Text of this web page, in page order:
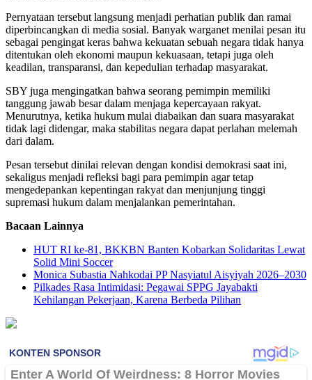
Pernyataan tersebut langsung menjadi perhatian publik dan ramai
diperbincangkan di media sosial. Banyak warganet menilai pesan itu
sebagai pengingat keras bahwa kekuatan sebuah negara tidak hanya
ditentukan oleh ekonomi maupun kekuasaan, tetapi juga oleh
keadilan, transparansi, dan kepedulian terhadap masyarakat.
SBY juga mengingatkan bahwa seorang pemimpin memiliki
tanggung jawab besar dalam menjaga kepercayaan rakyat.
Menurutnya, ketika hukum mulai diabaikan dan suara masyarakat
tidak lagi didengar, maka stabilitas negara dapat perlahan melemah
dari dalam.
Pesan tersebut dinilai relevan dengan kondisi demokrasi saat ini,
sekaligus menjadi refleksi bagi para pemimpin agar tetap
mengedepankan kepentingan rakyat dan menjunjung tinggi
supremasi hukum dalam menjalankan pemerintahan.
Bacaan Lainnya
HUT RI ke-81, BKKBN Banten Kobarkan Solidaritas Lewat
Solid Mini Soccer
Monica Subastia Nahkodai PP Nasyiatul Aisyiyah 2026–2030
Pilkades Rasa Intimidasi: Pegawai SPPG Jayabakti
Kehilangan Pekerjaan, Karena Berbeda Pilihan